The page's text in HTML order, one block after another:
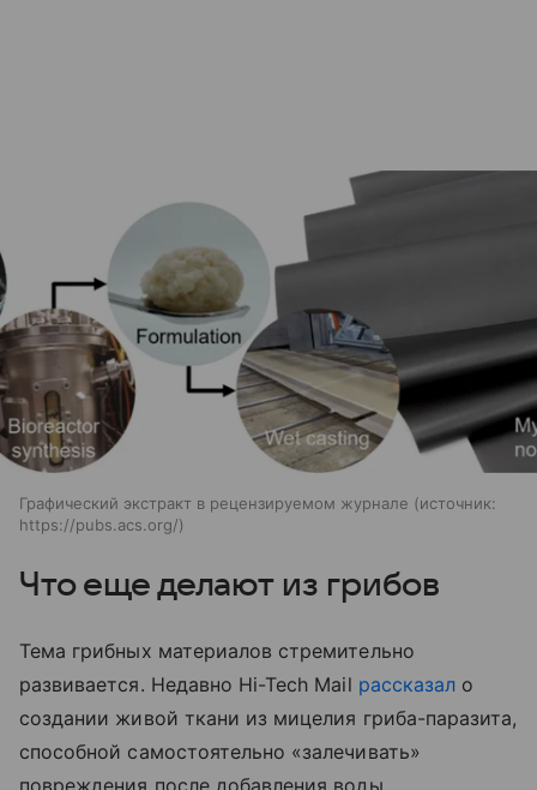
Графический экстракт в рецензируемом журнале
источник:
https://pubs.acs.org/
Что еще делают из грибов
Тема грибных материалов стремительно
развивается. Недавно Hi-Tech Mail рассказал о
создании живой ткани из мицелия гриба-паразита,
способной самостоятельно «залечивать»